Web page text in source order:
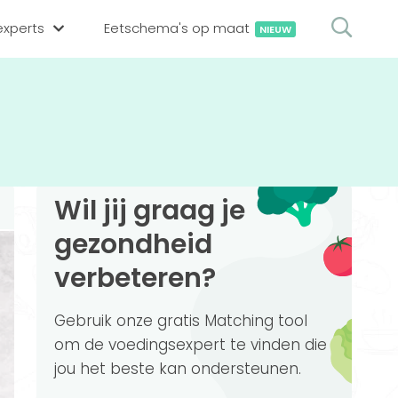
aanmelden
Eetschema's op maat NIEUW
Wil jij graag je
gezondheid
verbeteren?
Gebruik onze gratis Matching tool
om de voedingsexpert te vinden die
jou het beste kan ondersteunen.